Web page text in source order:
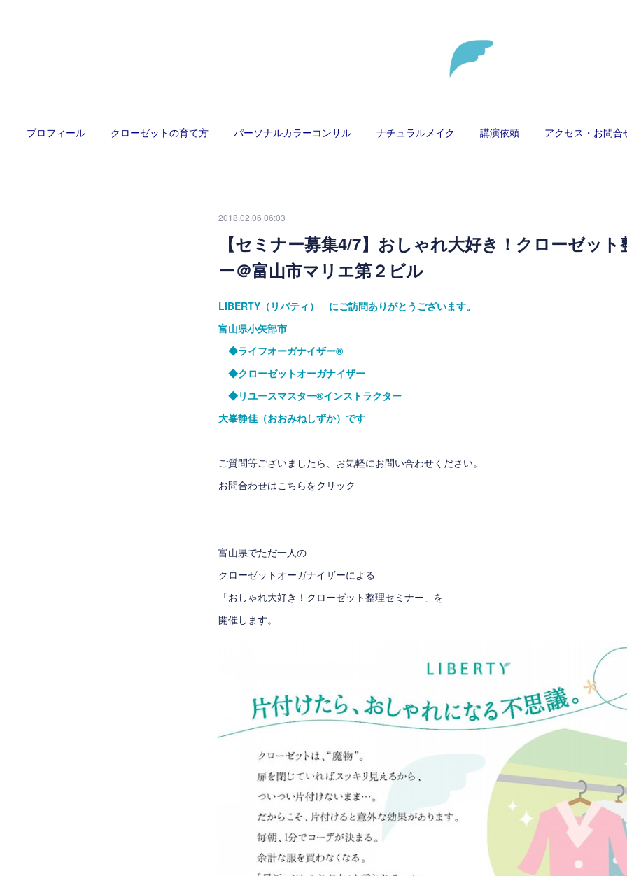
プロフィール クローゼットの育て方 パーソナルカラーコンサル ナチュラルメイク 講演依頼 アクセス・お問合
2018.02.06 06:03
【セミナー募集4/7】おしゃれ大好き！クローゼッ
ー＠富山市マリエ第２ビル
LIBERTY（リバティ） にご訪問ありがとうございます。
富山県小矢部市
◆ライフオーガナイザー®
◆クローゼットオーガナイザー
◆リユースマスター®インストラクター
大峯静佳（おおみねしずか）です
ご質問等ございましたら、お気軽にお問い合わせください。
お問合わせはこちらをクリック
富山県でただ一人の
クローゼットオーガナイザーによる
「おしゃれ大好き！クローゼット整理セミナー」を
開催します。